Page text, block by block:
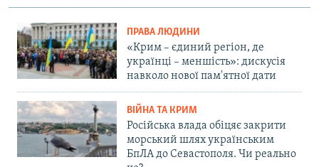
ПРАВА ЛЮДИНИ
«Крим – єдиний регіон, де
українці – меншість»: дискусія
навколо нової пам'ятної дати
ВІЙНА ТА КРИМ
Російська влада обіцяє закрити
морський шлях українським
БпЛА до Севастополя. Чи реально